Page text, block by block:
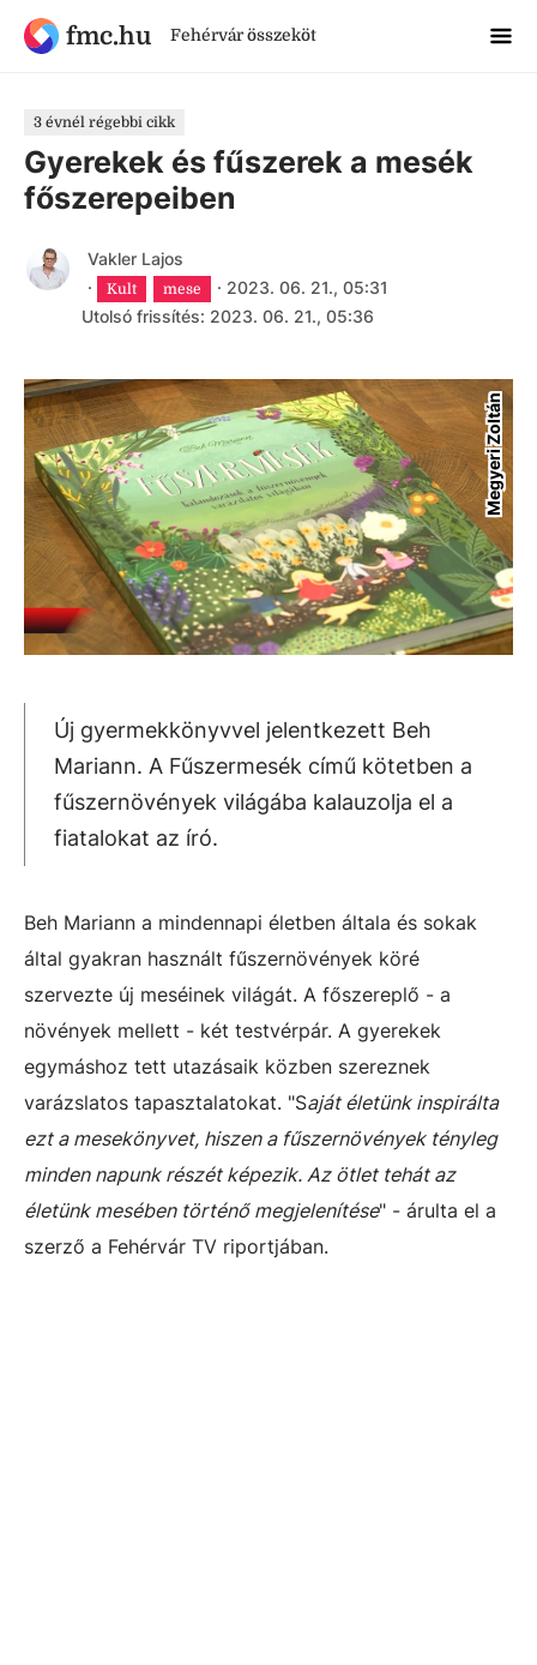
fmc.hu Fehérvár összeköt
3 évnél régebbi cikk
Gyerekek és fűszerek a mesék
főszerepeiben
Vakler Lajos
·
Kult mese · 2023. 06. 21., 05:31
Utolsó frissítés: 2023. 06. 21., 05:36
Megyeri Zoltán
Új gyermekkönyvvel jelentkezett Beh
Mariann. A Fűszermesék című kötetben a
fűszernövények világába kalauzolja el a
fiatalokat az író.
Beh Mariann a mindennapi életben általa és sokak
által gyakran használt fűszernövények köré
szervezte új meséinek világát. A főszereplő - a
növények mellett - két testvérpár. A gyerekek
egymáshoz tett utazásaik közben szereznek
varázslatos tapasztalatokat. "Saját életünk inspirálta
ezt a mesekönyvet, hiszen a fűszernövények tényleg
minden napunk részét képezik. Az ötlet tehát az
életünk mesében történő megjelenítése" - árulta el a
szerző a Fehérvár TV riportjában.